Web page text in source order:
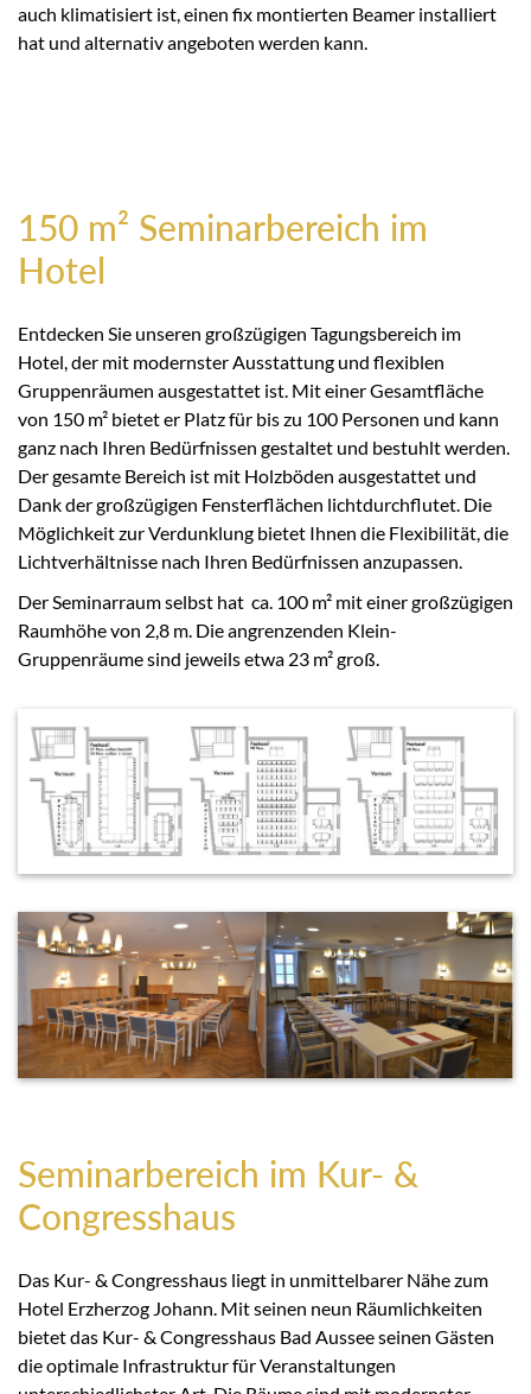
auch klimatisiert ist, einen fix montierten Beamer installiert
hat und alternativ angeboten werden kann.
150 m² Seminarbereich im
Hotel
Entdecken Sie unseren großzügigen Tagungsbereich im
Hotel, der mit modernster Ausstattung und flexiblen
Gruppenräumen ausgestattet ist. Mit einer Gesamtfläche
von 150 m² bietet er Platz für bis zu 100 Personen und kann
ganz nach Ihren Bedürfnissen gestaltet und bestuhlt werden.
Der gesamte Bereich ist mit Holzböden ausgestattet und
Dank der großzügigen Fensterflächen lichtdurchflutet. Die
Möglichkeit zur Verdunklung bietet Ihnen die Flexibilität, die
Lichtverhältnisse nach Ihren Bedürfnissen anzupassen.
Der Seminarraum selbst hat ca. 100 m² mit einer großzügigen
Raumhöhe von 2,8 m. Die angrenzenden Klein-
Gruppenräume sind jeweils etwa 23 m² groß.
Seminarbereich im Kur- &
Congresshaus
Das Kur- & Congresshaus liegt in unmittelbarer Nähe zum
Hotel Erzherzog Johann. Mit seinen neun Räumlichkeiten
bietet das Kur- & Congresshaus Bad Aussee seinen Gästen
die optimale Infrastruktur für Veranstaltungen